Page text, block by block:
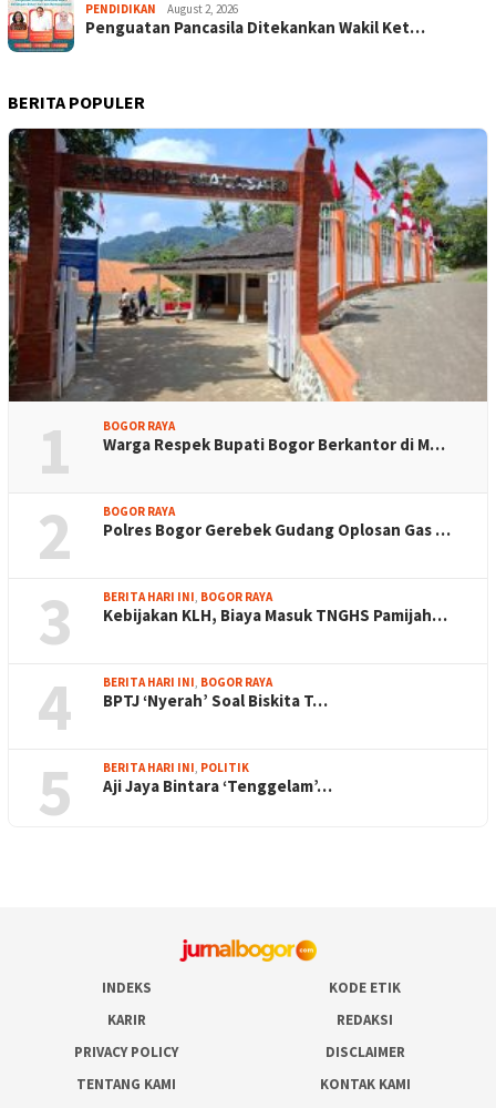
PENDIDIKAN August 2, 2026
Penguatan Pancasila Ditekankan Wakil Ket…
BERITA POPULER
1 BOGOR RAYA
Warga Respek Bupati Bogor Berkantor di M…
2 BOGOR RAYA
Polres Bogor Gerebek Gudang Oplosan Gas …
3 BERITA HARI INI, BOGOR RAYA
Kebijakan KLH, Biaya Masuk TNGHS Pamijah…
4 BERITA HARI INI, BOGOR RAYA
BPTJ ‘Nyerah’ Soal Biskita T…
5 BERITA HARI INI, POLITIK
Aji Jaya Bintara ‘Tenggelam’…
INDEKS
KODE ETIK
KARIR
REDAKSI
PRIVACY POLICY
DISCLAIMER
TENTANG KAMI
KONTAK KAMI